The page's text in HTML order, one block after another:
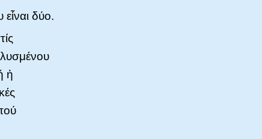
δύο.
ἡ